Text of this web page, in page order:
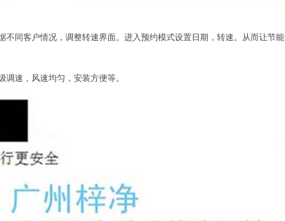
不同客户情况，调整转速界面。进入预约模式设置日期，转速。从而让节能
速，风速均匀，安装方便等。